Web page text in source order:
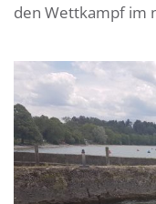
den Wettkampf im